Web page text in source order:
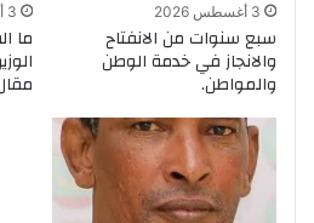
3 أغسطس 2026
سبع سنوات من الانفتاح
والانجاز في خدمة الوطن
والمواطن.
3 أغسطس 2026
ما